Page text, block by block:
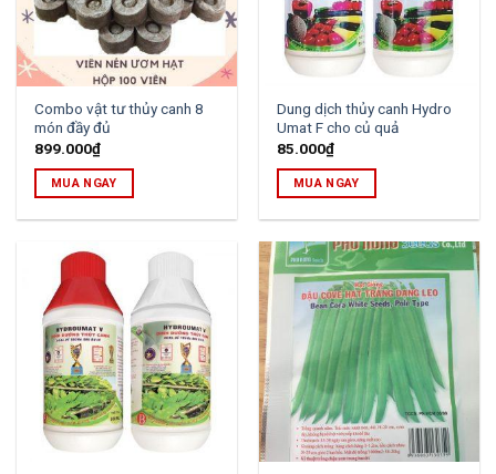
Combo vật tư thủy canh 8
món đầy đủ
899.000₫
MUA NGAY
Dung dịch thủy canh Hydro
Umat F cho củ quả
85.000₫
MUA NGAY